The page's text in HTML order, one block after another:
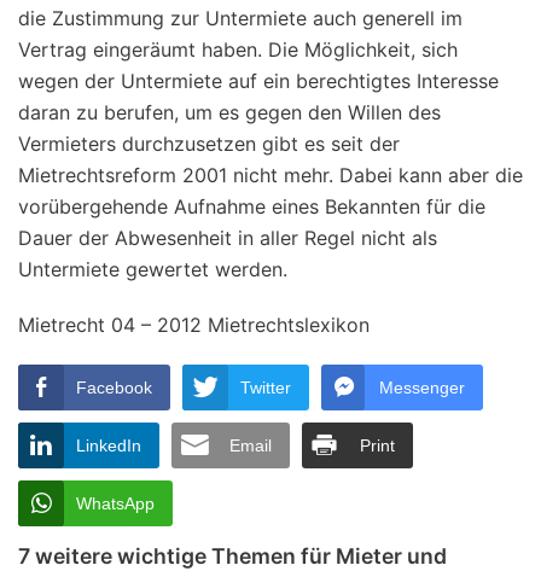
die Zustimmung zur Untermiete auch generell im
Vertrag eingeräumt haben. Die Möglichkeit, sich
wegen der Untermiete auf ein berechtigtes Interesse
daran zu berufen, um es gegen den Willen des
Vermieters durchzusetzen gibt es seit der
Mietrechtsreform 2001 nicht mehr. Dabei kann aber die
vorübergehende Aufnahme eines Bekannten für die
Dauer der Abwesenheit in aller Regel nicht als
Untermiete gewertet werden.
Mietrecht 04 – 2012 Mietrechtslexikon
Facebook Twitter Messenger
LinkedIn Email Print
WhatsApp
7 weitere wichtige Themen für Mieter und